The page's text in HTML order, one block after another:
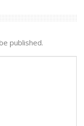
published.